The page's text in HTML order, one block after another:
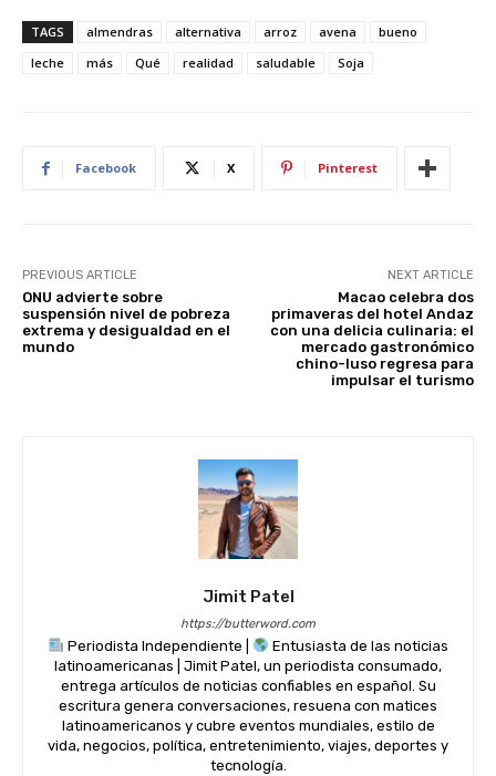
er
e
at
s
p
c
e
d
di
k
e
ar
e
TAGS almendras alternativa arroz avena
bueno
leche
más Qué realidad saludable Soja
Facebook X Pinterest
PREVIOUS ARTICLE
ONU advierte sobre
suspensión nivel de pobreza
extrema y desigualdad en el
mundo
NEXT ARTICLE
Macao celebra dos
primaveras del hotel Andaz
con una delicia culinaria: el
mercado gastronómico
chino-luso regresa para
impulsar el turismo
Jimit Patel
https://butterword.com
Periodista Independiente |
Entusiasta de las noticias
latinoamericanas | Jimit Patel, un periodista consumado,
entrega artículos de noticias confiables en español. Su
escritura genera conversaciones, resuena con matices
latinoamericanos y cubre eventos mundiales, estilo de
vida, negocios, política, entretenimiento, viajes, deportes y
tecnología.